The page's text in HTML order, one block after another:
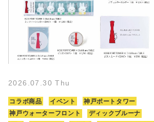
2026.07.30 Thu
コラボ商品 イベント
神戸ポートタワー
神戸ウォーターフロント
ディックブルーナ